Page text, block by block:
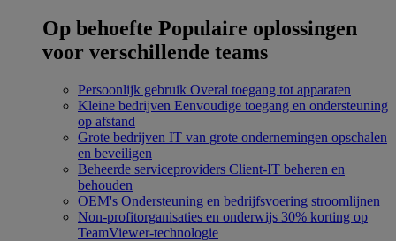
Op behoefte Populaire oplossingen
voor verschillende teams
Persoonlijk gebruik Overal toegang tot apparaten
Kleine bedrijven Eenvoudige toegang en ondersteuning
op afstand
Grote bedrijven IT van grote ondernemingen opschalen
en beveiligen
Beheerde serviceproviders Client-IT beheren en
behouden
OEM's Ondersteuning en bedrijfsvoering stroomlijnen
Non-profitorganisaties en onderwijs 30% korting op
TeamViewer-technologie